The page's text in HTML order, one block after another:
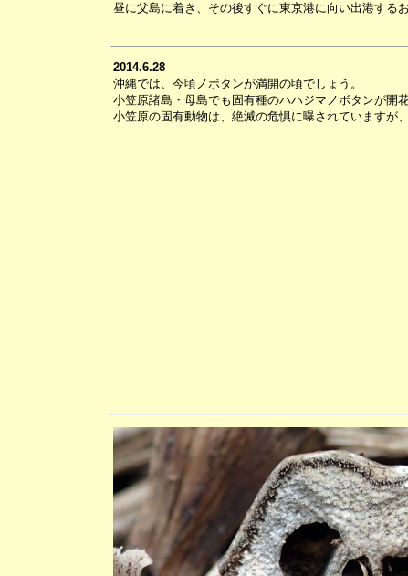
昼に父島に着き、その後すぐに東京港に向い出港する
2014.6.28
沖縄では、今頃ノボタンが満開の頃でしょう。
小笠原諸島・母島でも固有種のハハジマノボタンが開花
小笠原の固有動物は、絶滅の危惧に曝されていますが